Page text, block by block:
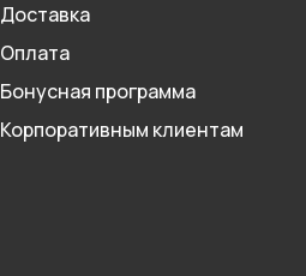
Доставка
Оплата
Бонусная программа
Корпоративным клиентам